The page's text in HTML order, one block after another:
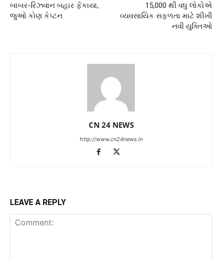
બાબર-રિઝવાન બહાર ફેંકાયા,
જુઓ કોણ કેપ્ટન
15,000 થી વધુ લોકોએ
વ્યવસાયિક સફળતા માટે શીખી
નવી યુક્તિઓ
CN 24 NEWS
http://www.cn24news.in
LEAVE A REPLY